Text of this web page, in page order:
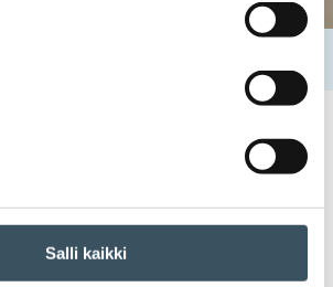
Salli kaikki
kaupan työehtosopimuksen työaikamääräykset,